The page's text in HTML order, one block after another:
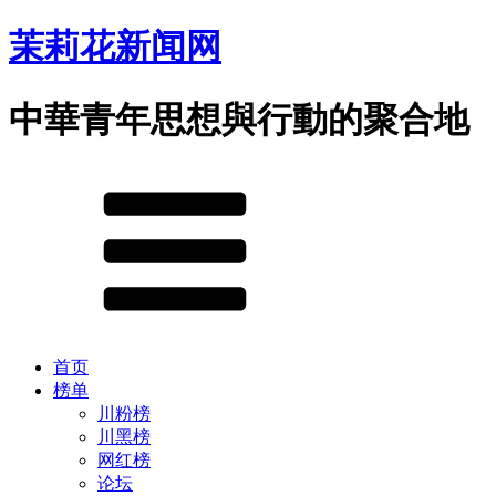
茉莉花新闻网
中華青年思想與行動的聚合地
首页
榜单
川粉榜
川黑榜
网红榜
论坛